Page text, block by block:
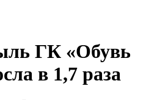
ГК «Обувь
в 1,7 раза